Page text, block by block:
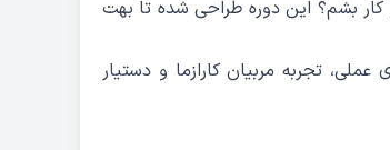
کار بشم؟ این دوره طراحی شده تا بهت
تجربه مربیان کارازما و دستیار